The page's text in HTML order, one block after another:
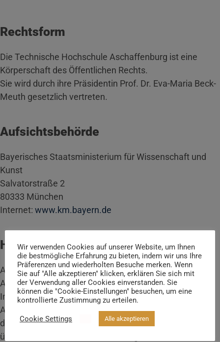
Rechtsform
Die Technische Hochschule Aschaffenburg ist eine
Körperschaft des Öffentlichen Rechts.
Sie wird durch ihre Präsidentin Prof. Dr. Eva-Maria Beck-
Meuth gesetzlich vertreten.
Aufsichtsbehörde
Bayerisches Staatsministerium für Wissenschaft und
Kunst
Salvatorstraße 2
80333 München
Internet: www.km.bayern.de
Haftungsauschluss
Auf den Internetseiten der Technischen Hochschule
Aschaffenburg finden Sie Links zu anderen Seiten im
Internet. Für alle diese Links gilt, dass die TH
Aschaffenburg keinerlei Einfluss auf die Gestaltung und
die Inhalte dieser externen Seiten hat. Die Hochschule
übernimmt keinerlei Verantwortung für Inhalt und
Wir verwenden Cookies auf unserer Website, um Ihnen
die bestmögliche Erfahrung zu bieten, indem wir uns Ihre
Präferenzen und wiederholten Besuche merken. Wenn
Sie auf "Alle akzeptieren" klicken, erklären Sie sich mit
der Verwendung aller Cookies einverstanden. Sie
können die "Cookie-Einstellungen" besuchen, um eine
kontrollierte Zustimmung zu erteilen.
Cookie Settings Alle akzeptieren